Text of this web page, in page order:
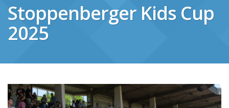
Stoppenberger Kids Cup
2025